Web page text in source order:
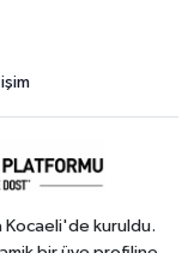
Kocaeli'de kuruldu.